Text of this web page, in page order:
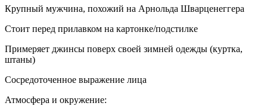
Крупный мужчина, похожий на Арнольда Шварценеггера
Стоит перед прилавком на картонке/подстилке
Примеряет джинсы поверх своей зимней одежды (куртка,
штаны)
Сосредоточенное выражение лица
Атмосфера и окружение: